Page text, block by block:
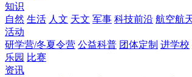
知识
自然 生活 人文 天文 军事 科技前沿 航空航
活动
研学营/冬夏令营 公益科普 团体定制 进学校
乐园 比赛
资讯